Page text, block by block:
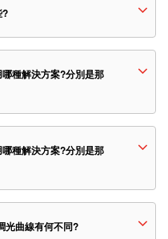
?
種解決方案?分別是那
種解決方案?分別是那
光曲線有何不同?